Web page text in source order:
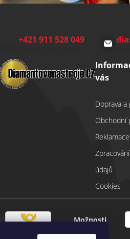
+421 911 528 049
vás
Doprava a
Obchodní
Reklamace
údajů
Cookies
Možnosti
platby